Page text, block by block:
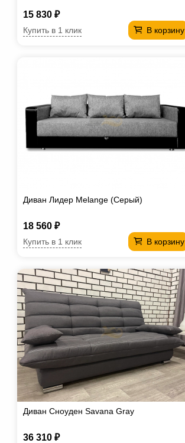
15 830 ₽
В корзину
Купить в 1 клик
Диван Лидер Melange (Серый)
18 560 ₽
В корзину
Купить в 1 клик
Диван Сноуден Savana Gray
36 310 ₽